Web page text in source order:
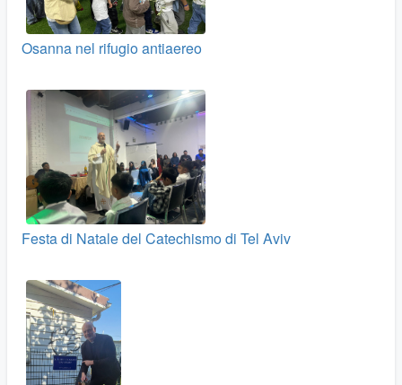
Osanna nel rifugio antiaereo
Festa di Natale del Catechismo di Tel Aviv